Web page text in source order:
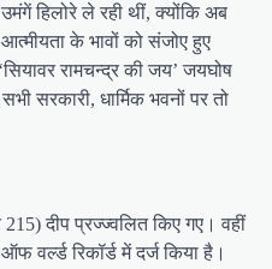
हिलोरे ले रही थीं, क्योंकि अब
के भावों को संजोए हुए
रामचन्द्र की जय’ जयघोष
सरकारी, धार्मिक भवनों पर तो
215) दीप प्रज्ज्वलित किए गए। वहीं
वर्ल्ड रिकॉर्ड में दर्ज किया है।